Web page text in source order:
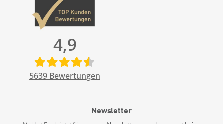
4,9
5639 Bewertungen
Newsletter